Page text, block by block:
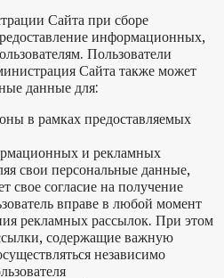
Сайта при сборе
информационных,
Пользователи
Сайта также может
данные для:
в рамках предоставляемых
и рекламных
свои персональные данные,
свое согласие на получение
вправе в любой момент
рекламных рассылок. При этом
содержащие важную
независимо